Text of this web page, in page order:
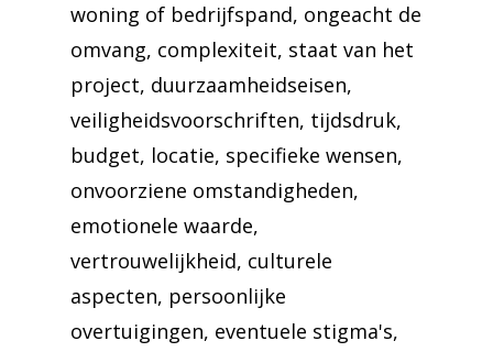
woning of bedrijfspand, ongeacht de
omvang, complexiteit, staat van het
project, duurzaamheidseisen,
veiligheidsvoorschriften, tijdsdruk,
budget, locatie, specifieke wensen,
onvoorziene omstandigheden,
emotionele waarde,
vertrouwelijkheid, culturele
aspecten, persoonlijke
overtuigingen, eventuele stigma's,